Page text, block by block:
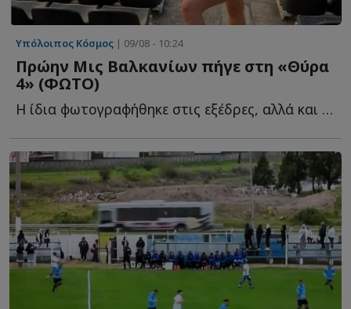
Υπόλοιπος Κόσμος | 09/08 - 10:24
Πρώην Μις Βαλκανίων πήγε στη «Θύρα
4» (ΦΩΤΟ)
Η ίδια φωτογραφήθηκε στις εξέδρες, αλλά και μπροστά α...